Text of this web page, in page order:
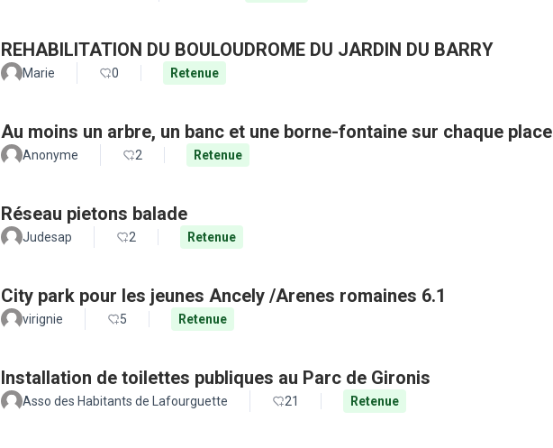
REHABILITATION DU BOULOUDROME DU JARDIN DU BARRY
Marie 0 Retenue
Au moins un arbre, un banc et une borne-fontaine sur chaque place
Anonyme 2 Retenue
Réseau pietons balade
Judesap 2 Retenue
City park pour les jeunes Ancely /Arenes romaines 6.1
virignie 5 Retenue
Installation de toilettes publiques au Parc de Gironis
Asso des Habitants de Lafourguette 21 Retenue